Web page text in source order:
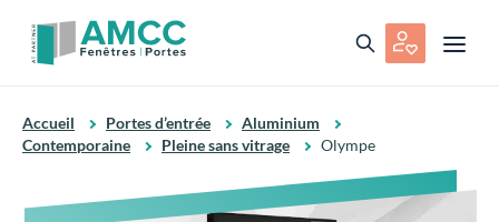
Accueil Portes d’entrée
Aluminium
Contemporaine
Pleine sans vitrage Olympe